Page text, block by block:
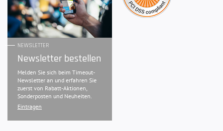
NEWSLETTER
Newsletter bestellen
Melden Sie sich beim Timeout-
Newsletter an und erfahren Sie
zuerst von Rabatt-Aktionen,
Sonderposten und Neuheiten.
Eintragen